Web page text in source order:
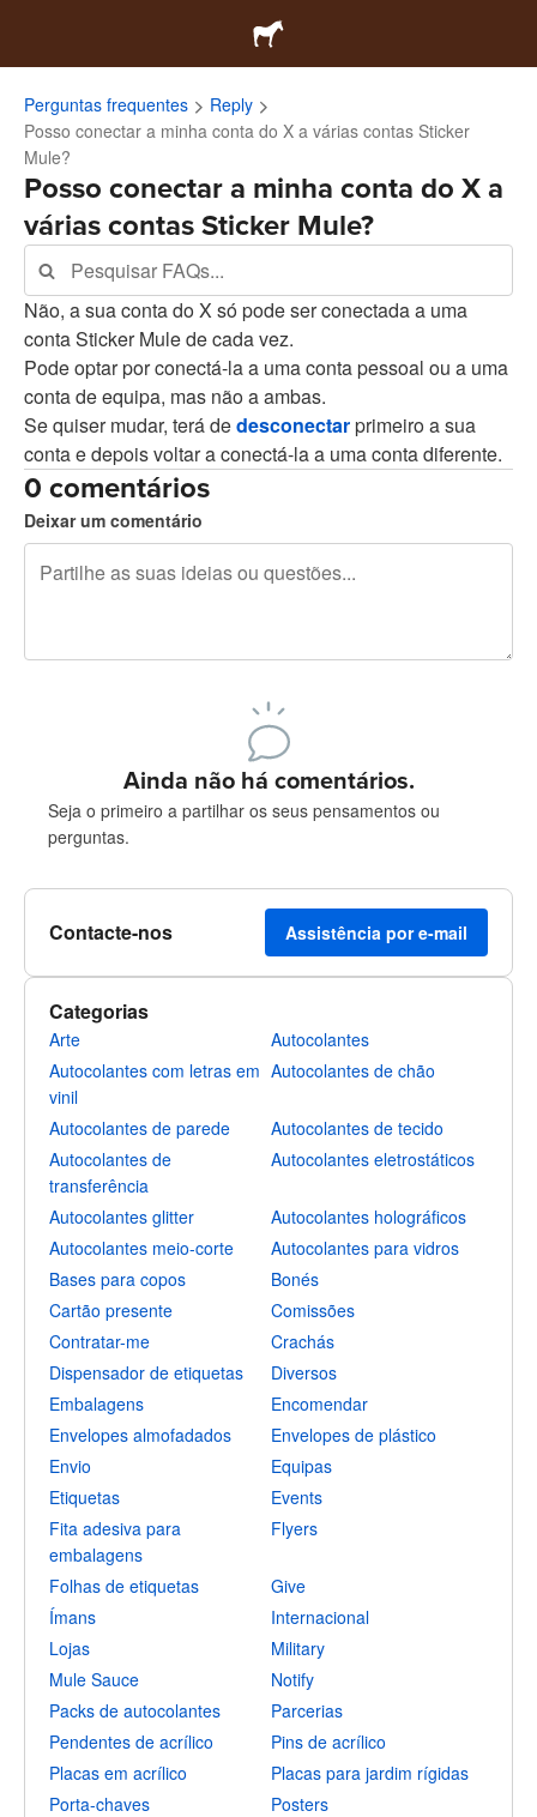
Perguntas frequentes
Reply
Posso conectar a minha conta do X a várias contas Sticker
Mule?
Posso conectar a minha conta do X a
várias contas Sticker Mule?
Não, a sua conta do X só pode ser conectada a uma
conta Sticker Mule de cada vez.
Pode optar por conectá-la a uma conta pessoal ou a uma
conta de equipa, mas não a ambas.
Se quiser mudar, terá dedesconectarprimeiro a sua
conta e depois voltar a conectá-la a uma conta diferente.
0 comentários
Deixar um comentário
Registe-se para publicar
Ainda não há comentários.
Seja o primeiro a partilhar os seus pensamentos ou
perguntas.
Contacte-nos Assistência por e-mail
Categorias
Arte
Autocolantes
Autocolantes com letras em
vinil
Autocolantes de chão
Autocolantes de parede
Autocolantes de tecido
Autocolantes de
transferência
Autocolantes eletrostáticos
Autocolantes glitter
Autocolantes holográficos
Autocolantes meio-corte
Autocolantes para vidros
Bases para copos
Bonés
Cartão presente
Comissões
Contratar-me
Crachás
Dispensador de etiquetas
Diversos
Embalagens
Encomendar
Envelopes almofadados
Envelopes de plástico
Envio
Equipas
Etiquetas
Events
Fita adesiva para
embalagens
Flyers
Folhas de etiquetas
Give
Ímans
Internacional
Lojas
Military
Mule Sauce
Notify
Packs de autocolantes
Parcerias
Pendentes de acrílico
Pins de acrílico
Placas em acrílico
Placas para jardim rígidas
Porta-chaves
Posters